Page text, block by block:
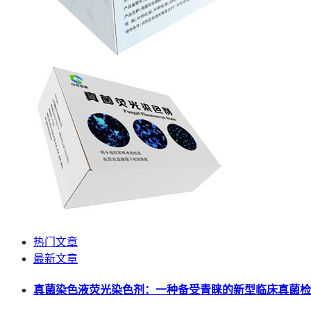
热门文章
最新文章
真菌染色液荧光染色剂：一种备受青睐的新型临床真菌